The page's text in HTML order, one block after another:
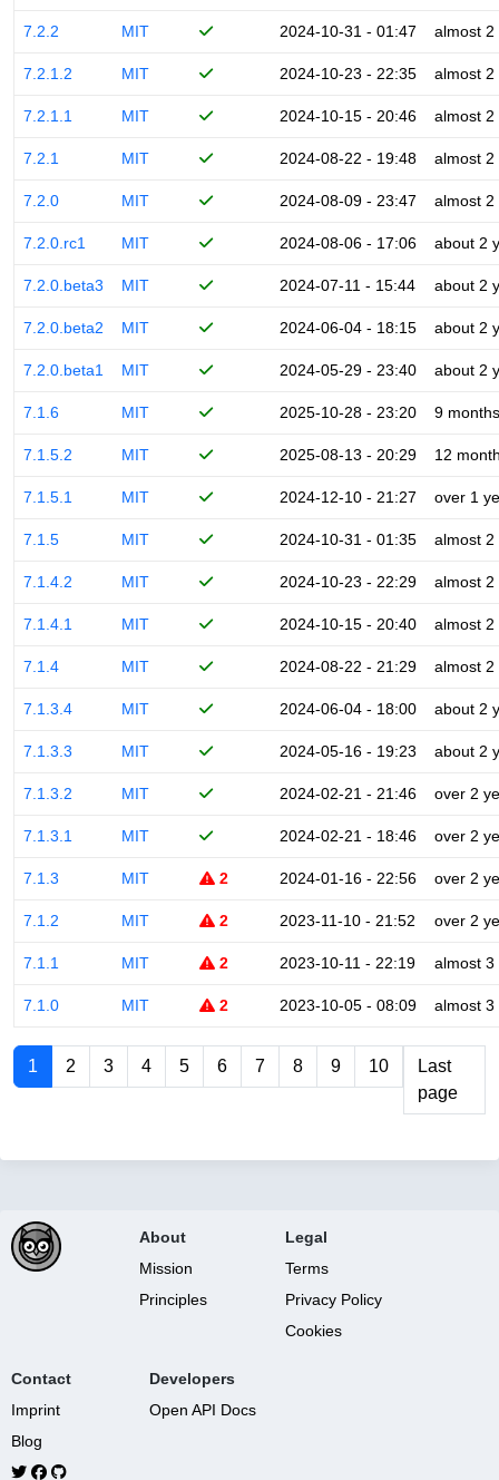
7.2.2 MIT 2024-10-31 - 01:47 almost 2
7.2.1.2 MIT 2024-10-23 - 22:35 almost 2
7.2.1.1 MIT 2024-10-15 - 20:46 almost 2
7.2.1 MIT 2024-08-22 - 19:48 almost 2
7.2.0 MIT 2024-08-09 - 23:47 almost 2
7.2.0.rc1 MIT 2024-08-06 - 17:06 about 2
7.2.0.beta3 MIT 2024-07-11 - 15:44 about 2
7.2.0.beta2 MIT 2024-06-04 - 18:15 about 2
7.2.0.beta1 MIT 2024-05-29 - 23:40 about 2
7.1.6 MIT 2025-10-28 - 23:20 9 months
7.1.5.2 MIT 2025-08-13 - 20:29 12
7.1.5.1 MIT 2024-12-10 - 21:27 over 1
7.1.5 MIT 2024-10-31 - 01:35 almost 2
7.1.4.2 MIT 2024-10-23 - 22:29 almost 2
7.1.4.1 MIT 2024-10-15 - 20:40 almost 2
7.1.4 MIT 2024-08-22 - 21:29 almost 2
7.1.3.4 MIT 2024-06-04 - 18:00 about 2
7.1.3.3 MIT 2024-05-16 - 19:23 about 2
7.1.3.2 MIT 2024-02-21 - 21:46 over 2
7.1.3.1 MIT 2024-02-21 - 18:46 over 2
7.1.3 MIT 2 2024-01-16 - 22:56 over 2
7.1.2 MIT 2 2023-11-10 - 21:52 over 2
7.1.1 MIT 2 2023-10-11 - 22:19 almost 3
7.1.0 MIT 2 2023-10-05 - 08:09 almost 3
1 2 3 4 5 6 7 8 9 10
Last
page
About
Mission
Principles
Legal
Terms
Privacy Policy
Cookies
Contact
Imprint
Blog
Developers
Open API Docs